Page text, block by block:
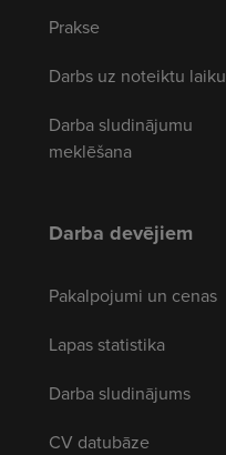
Prakse
Darbs uz noteiktu laiku
Darba sludinājumu
meklēšana
Darba devējiem
Pakalpojumi un cenas
Lapas statistika
Darba sludinājums
CV datubāze